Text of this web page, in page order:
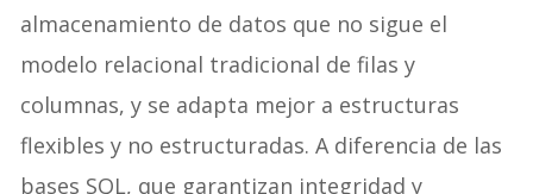
almacenamiento de datos que no sigue el
modelo relacional tradicional de filas y
columnas, y se adapta mejor a estructuras
flexibles y no estructuradas. A diferencia de las
bases SQL, que garantizan integridad y